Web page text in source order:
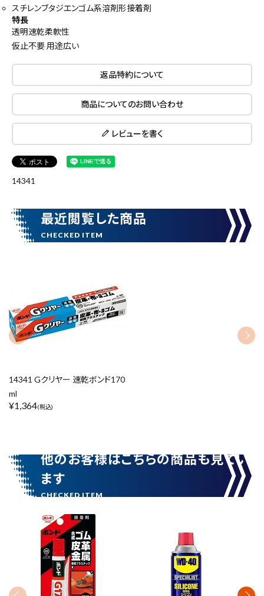
キーワードから探す
腰袋 バンスト展示品
カテゴリーから探す ブランドから探す
価格から探す
スチレンブタジエンゴム系溶剤形接着剤
特長
透明速乾柔軟性
仮止不要 用途広い
返品特約について
商品についてのお問い合わせ
レビューを書く
14341
最近閲覧した商品
14341 Gクリヤー 速乾ボンド170
ml
¥1,364(税込)
他のお客様はこちらの商品も見てい
ます